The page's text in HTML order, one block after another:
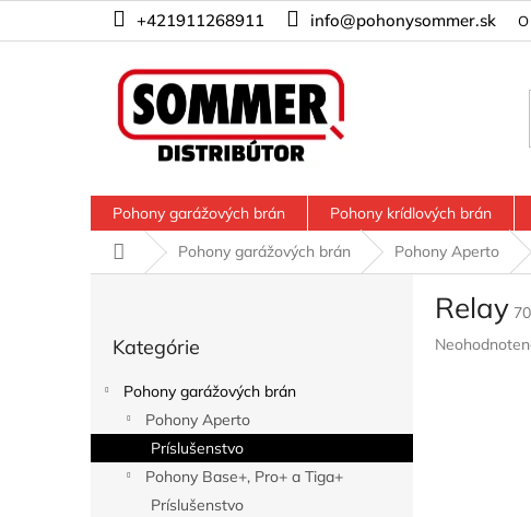
+421911268911 info@pohonysommer.sk
Pohony garážových brán Pohony krídlových brán
DomovPohony garážových brán Pohony Aperto
a
kategórie
Kategórie
Pohony garážových brán
Pohony Aperto
Príslušenstvo
Pohony Base+, Pro+ a Tiga+
Príslušenstvo
Relay
Priemerné